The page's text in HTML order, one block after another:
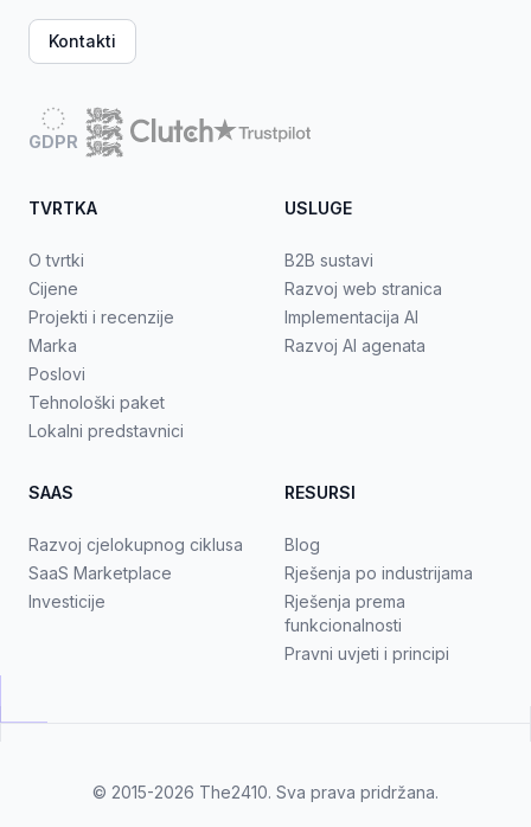
Kontakti
GDPR
TVRTKA
O tvrtki
Cijene
Projekti i recenzije
Marka
Poslovi
Tehnološki paket
Lokalni predstavnici
USLUGE
B2B sustavi
Razvoj web stranica
Implementacija AI
Razvoj AI agenata
SAAS
Razvoj cjelokupnog ciklusa
SaaS Marketplace
Investicije
RESURSI
Blog
Rješenja po industrijama
Rješenja prema
funkcionalnosti
Pravni uvjeti i principi
© 2015-2026 The2410. Sva prava pridržana.